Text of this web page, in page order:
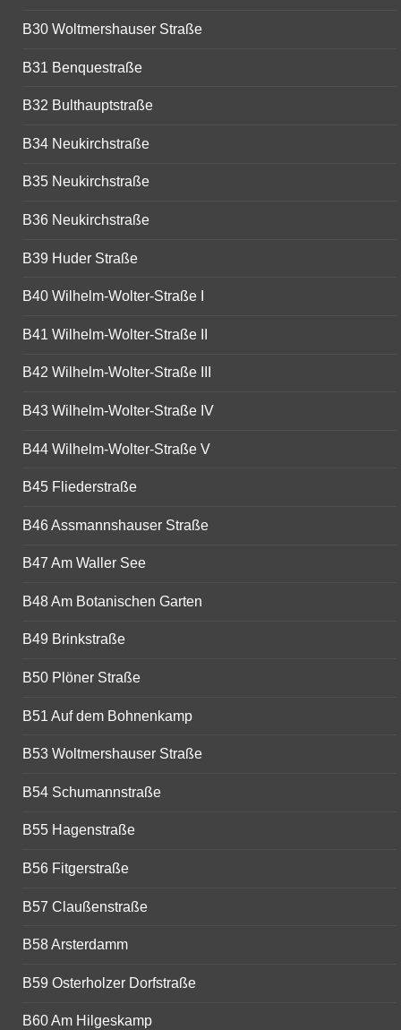
B30 Woltmershauser Straße
B31 Benquestraße
B32 Bulthauptstraße
B34 Neukirchstraße
B35 Neukirchstraße
B36 Neukirchstraße
B39 Huder Straße
B40 Wilhelm-Wolter-Straße I
B41 Wilhelm-Wolter-Straße II
B42 Wilhelm-Wolter-Straße III
B43 Wilhelm-Wolter-Straße IV
B44 Wilhelm-Wolter-Straße V
B45 Fliederstraße
B46 Assmannshauser Straße
B47 Am Waller See
B48 Am Botanischen Garten
B49 Brinkstraße
B50 Plöner Straße
B51 Auf dem Bohnenkamp
B53 Woltmershauser Straße
B54 Schumannstraße
B55 Hagenstraße
B56 Fitgerstraße
B57 Claußenstraße
B58 Arsterdamm
B59 Osterholzer Dorfstraße
B60 Am Hilgeskamp